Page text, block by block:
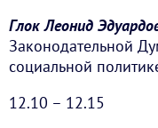
Глок Леонид
Законодательной
социальной
12.10 – 12.15